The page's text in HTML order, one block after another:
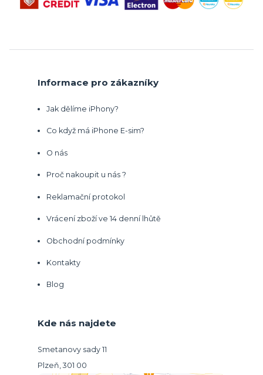
Informace pro zákazníky
Jak dělíme iPhony?
Co když má iPhone E-sim?
O nás
Proč nakoupit u nás ?
Reklamační protokol
Vrácení zboží ve 14 denní lhůtě
Obchodní podmínky
Kontakty
Blog
Kde nás najdete
Smetanovy sady 11
Plzeň, 301 00